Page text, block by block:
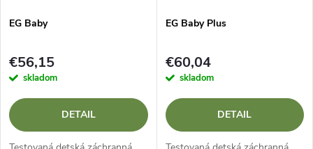
EG Baby
€56,15
skladom
DETAIL
EG Baby Plus
€60,04
skladom
DETAIL